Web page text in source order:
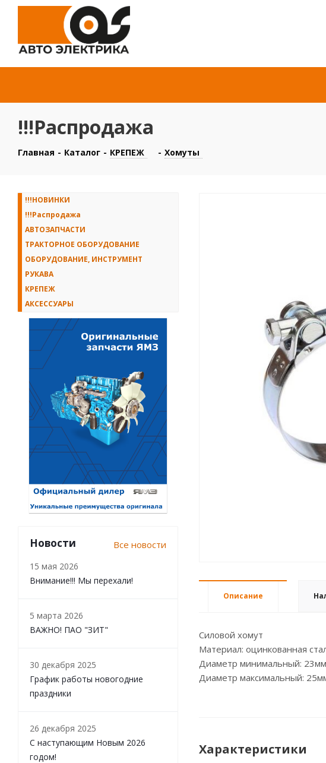
!!!Распродажа
Главная - Каталог - КРЕПЕЖ - Хомуты
Описание
Силовой хомут
Материал: оцинкованная
Диаметр минимальный: 23мм
Диаметр максимальный:
Характеристики
!!!НОВИНКИ
!!!Распродажа
АВТОЗАПЧАСТИ
ТРАКТОРНОЕ ОБОРУДОВАНИЕ
ОБОРУДОВАНИЕ, ИНСТРУМЕНТ
РУКАВА
КРЕПЕЖ
АКСЕССУАРЫ
Новости Все новости
15 мая 2026
Внимание!!! Мы перехали!
5 марта 2026
ВАЖНО! ПАО "ЗИТ"
30 декабря 2025
График работы новогодние
праздники
26 декабря 2025
С наступающим Новым 2026
годом!